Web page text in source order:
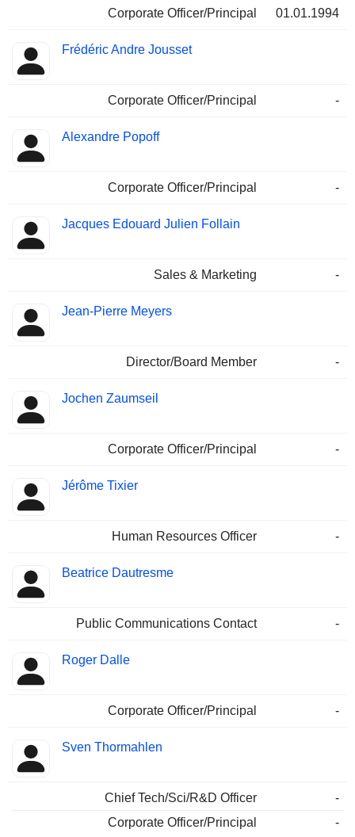
Corporate Officer/Principal 01.01.1994
Frédéric Andre Jousset
Corporate Officer/Principal -
Alexandre Popoff
Corporate Officer/Principal -
Jacques Edouard Julien Follain
Sales & Marketing -
Jean-Pierre Meyers
Director/Board Member -
Jochen Zaumseil
Corporate Officer/Principal -
Jérôme Tixier
Human Resources Officer -
Beatrice Dautresme
Public Communications Contact -
Roger Dalle
Corporate Officer/Principal -
Sven Thormahlen
Chief Tech/Sci/R&D Officer
-
Corporate Officer/Principal
-